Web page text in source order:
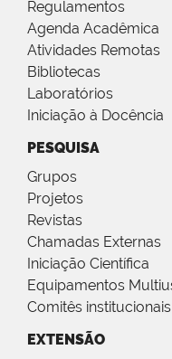
Regulamentos
Agenda Acadêmica
Atividades Remotas
Bibliotecas
Laboratórios
Iniciação à Docência
PESQUISA
Grupos
Projetos
Revistas
Chamadas Externas
Iniciação Científica
Equipamentos
Comitês
EXTENSÃO